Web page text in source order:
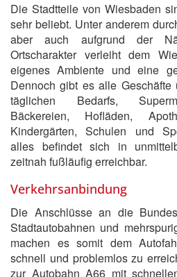
Die Stadtteile von Wiesbaden
sehr beliebt. Unter anderem
aber auch aufgrund der
Ortscharakter verleiht dem
eigenes Ambiente und eine
Dennoch gibt es alle
täglichen Bedarfs,
Bäckereien, Hofläden,
Kindergärten, Schulen und
alles befindet sich in
zeitnah fußläufig erreichbar.
Verkehrsanbindung
Die Anschlüsse an die
Stadtautobahnen und
machen es somit dem
schnell und problemlos zu
zur Autobahn A66 mit